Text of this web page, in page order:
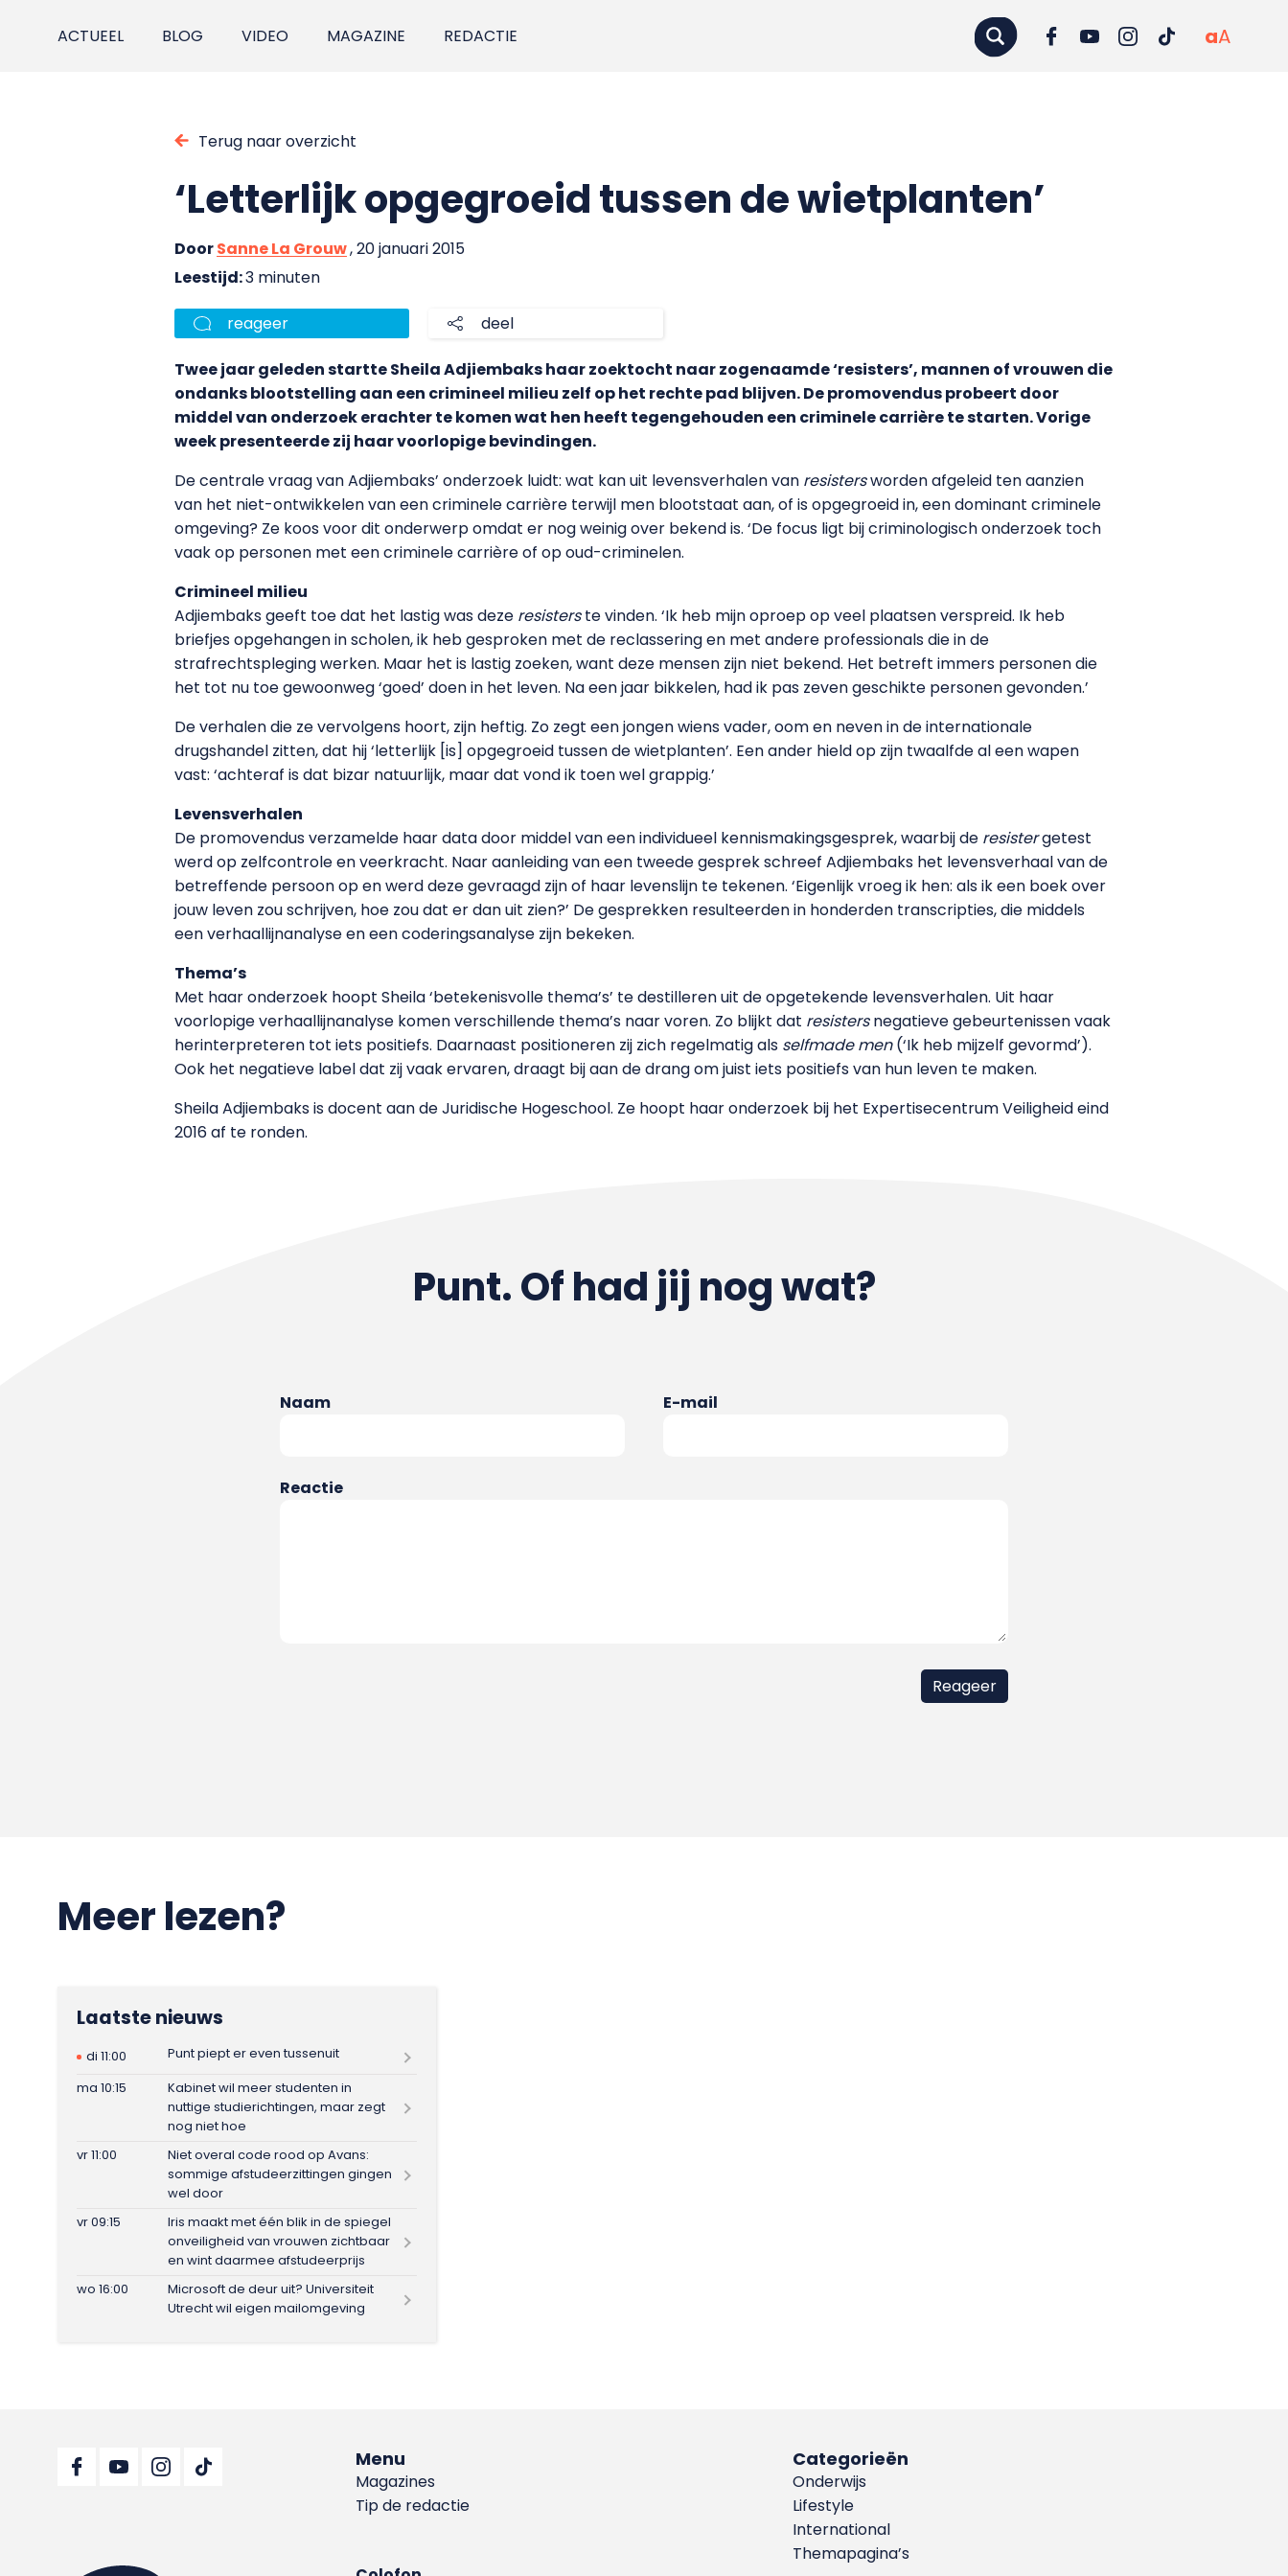
ACTUEEL BLOG VIDEO MAGAZINE REDACTIE aA
Terug naar overzicht
‘Letterlijk opgegroeid tussen de wietplanten’
DoorSanne La Grouw, 20 januari 2015
Leestijd:3 minuten
reageer deel
Twee jaar geleden startte Sheila Adjiembaks haar zoektocht naar zogenaamde ‘resisters’, mannen of vrouwen die
ondanks blootstelling aan een crimineel milieu zelf op het rechte pad blijven. De promovendus probeert door
middel van onderzoek erachter te komen wat hen heeft tegengehouden een criminele carrière te starten. Vorige
week presenteerde zij haar voorlopige bevindingen.
De centrale vraag van Adjiembaks’ onderzoek luidt: wat kan uit levensverhalen van resistersworden afgeleid ten aanzien
van het niet-ontwikkelen van een criminele carrière terwijl men blootstaat aan, of is opgegroeid in, een dominant criminele
omgeving? Ze koos voor dit onderwerp omdat er nog weinig over bekend is. ‘De focus ligt bij criminologisch onderzoek toch
vaak op personen met een criminele carrière of op oud-criminelen.
Crimineel milieu
Adjiembaks geeft toe dat het lastig was deze resisterste vinden. ‘Ik heb mijn oproep op veel plaatsen verspreid. Ik heb
briefjes opgehangen in scholen, ik heb gesproken met de reclassering en met andere professionals die in de
strafrechtspleging werken. Maar het is lastig zoeken, want deze mensen zijn niet bekend. Het betreft immers personen die
het tot nu toe gewoonweg ‘goed’ doen in het leven. Na een jaar bikkelen, had ik pas zeven geschikte personen gevonden.’
De verhalen die ze vervolgens hoort, zijn heftig. Zo zegt een jongen wiens vader, oom en neven in de internationale
drugshandel zitten, dat hij ‘letterlijk [is] opgegroeid tussen de wietplanten’. Een ander hield op zijn twaalfde al een wapen
vast: ‘achteraf is dat bizar natuurlijk, maar dat vond ik toen wel grappig.’
Levensverhalen
De promovendus verzamelde haar data door middel van een individueel kennismakingsgesprek, waarbij de resistergetest
werd op zelfcontrole en veerkracht. Naar aanleiding van een tweede gesprek schreef Adjiembaks het levensverhaal van de
betreffende persoon op en werd deze gevraagd zijn of haar levenslijn te tekenen. ‘Eigenlijk vroeg ik hen: als ik een boek over
jouw leven zou schrijven, hoe zou dat er dan uit zien?’ De gesprekken resulteerden in honderden transcripties, die middels
een verhaallijnanalyse en een coderingsanalyse zijn bekeken.
Thema’s
Met haar onderzoek hoopt Sheila ‘betekenisvolle thema’s’ te destilleren uit de opgetekende levensverhalen. Uit haar
voorlopige verhaallijnanalyse komen verschillende thema’s naar voren. Zo blijkt dat resistersnegatieve gebeurtenissen vaak
herinterpreteren tot iets positiefs. Daarnaast positioneren zij zich regelmatig als selfmade men(‘Ik heb mijzelf gevormd’).
Ook het negatieve label dat zij vaak ervaren, draagt bij aan de drang om juist iets positiefs van hun leven te maken.
Sheila Adjiembaks is docent aan de Juridische Hogeschool. Ze hoopt haar onderzoek bij het Expertisecentrum Veiligheid eind
2016 af te ronden.
Punt. Of had jij nog wat?
Naam E-mail
Reactie
Meer lezen?
Laatste nieuws
di 11:00
Punt piept er even tussenuit
ma 10:15
Kabinet wil meer studenten in
nuttige studierichtingen, maar zegt
nog niet hoe
vr 11:00
Niet overal code rood op Avans:
sommige afstudeerzittingen gingen
wel door
vr 09:15
Iris maakt met één blik in de spiegel
onveiligheid van vrouwen zichtbaar
en wint daarmee afstudeerprijs
wo 16:00
Microsoft de deur uit? Universiteit
Utrecht wil eigen mailomgeving
Menu
Magazines
Tip de redactie
Categorieën
Onderwijs
Lifestyle
International
Themapagina’s